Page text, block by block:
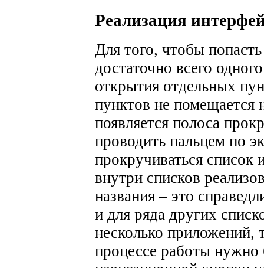
Реализация
Для того, чтобы
достаточно всего
открытия отдельных
пунктов не помещается
появляется полоса
проводить пальцем по
прокручиваться список
внутри списков
названия – это
и для ряда других
несколько приложений,
процессе работы